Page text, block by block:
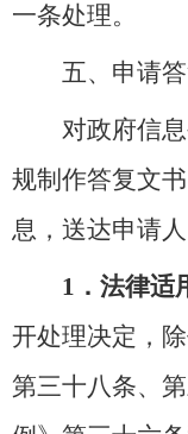
一条处理。
五、申请
对政府信
规制作答复文
息，送达申请人
1．法律适
开处理决定，
第三十八条、